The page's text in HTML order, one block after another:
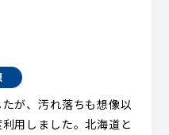
が、汚れ落ちも想像以
用しました。北海道と